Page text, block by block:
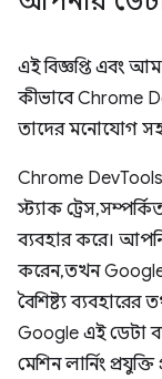
এই বিজ্ঞপ্তি এবং
কীভাবে Chrome
তাদের মনোযোগ
Chrome DevTools
স্ট্যাক ট্রেস,
ব্যবহার করে।
করেন, তখন
বৈশিষ্ট্য ব্যবহারের
Google এই ডেটা
মেশিন লার্নিং